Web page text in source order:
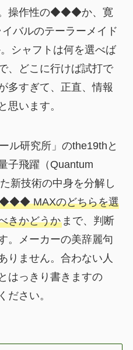
。操作性の◆◆◆か、寛
バルのテーラーメイド
シャフトは何を選べば
、どこに行けば試打で
多すぎて、正直、情報
思います。
ル研究所」のthe19thと
子飛躍（Quantum
新技術の中身を分解し
MAXのどちらを選
きかどうかまで、判断
。メーカーの美辞麗句
りません。合わない人
はっきり書きますの
ださい。